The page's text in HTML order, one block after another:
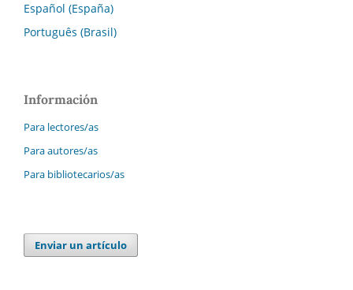
Español (España)
Português (Brasil)
Información
Para lectores/as
Para autores/as
Para bibliotecarios/as
Enviar un artículo